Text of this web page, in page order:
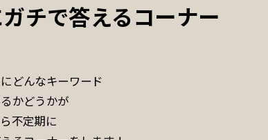
チで答えるコーナー
どんなキーワード
かどうかが
不定期に